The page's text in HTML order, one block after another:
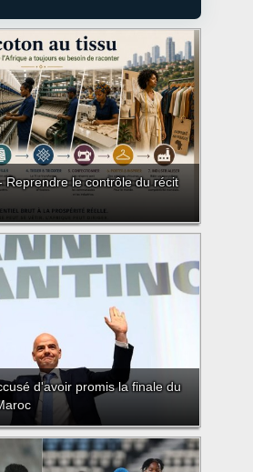
Reprendre le contrôle du récit
d'avoir promis la finale du